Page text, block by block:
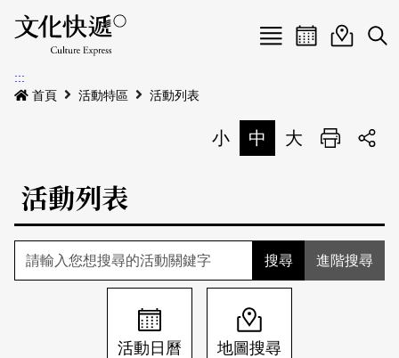
Menu
最新公告
本期專題
歷史專題
活動特區
活動列表
關於我們
活動日曆活動地圖
展
:::
首頁
活動特區 活動列表
小 中 大 列印
活動列表
進階搜尋
活動日曆 地圖搜尋